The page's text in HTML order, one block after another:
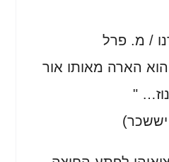
/ מ. פרל
הארה מאותו אור
"
יששכר)